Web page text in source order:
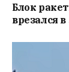
Блок
врезался